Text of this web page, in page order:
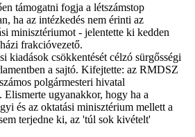
támogatni fogja a létszámstop
ha az intézkedés nem érinti az
minisztériumot - jelentette ki kedden
frakcióvezető.
kiadások csökkentését célzó sürgősségi
a sajtó. Kifejtette: az RMDSZ
polgármesteri hivatal
ugyanakkor, hogy ha a
és az oktatási minisztérium mellett a
terjedne ki, az 'túl sok kivételt'